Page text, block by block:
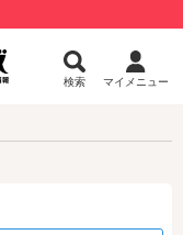
検索 マイメニュー